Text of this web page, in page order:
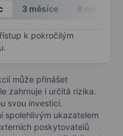
3 měsíce 6 měsíců
k pokročilým
může přinášet
zahrnuje i určitá rizika.
svou investici.
spolehlivým ukazatelem
poskytovatelů